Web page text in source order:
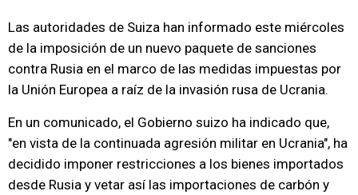
Las autoridades de Suiza han informado este miércoles
de la imposición de un nuevo paquete de sanciones
contra Rusia en el marco de las medidas impuestas por
la Unión Europea a raíz de la invasión rusa de Ucrania.
En un comunicado, el Gobierno suizo ha indicado que,
"en vista de la continuada agresión militar en Ucrania", ha
decidido imponer restricciones a los bienes importados
desde Rusia y vetar así las importaciones de carbón y